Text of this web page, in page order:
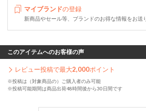
マイブランドの登録
新商品やセール等、ブランドのお得な情報をお送
このアイテムへのお客様の声
レビュー投稿で最大2,000ポイント
※投稿は（対象商品の）ご購入者のみ可能
※投稿可能期間は商品出荷48時間後から30日間です